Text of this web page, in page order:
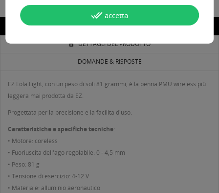
DESCRIZIONE
DETTAGLI DEL PRODOTTO
DOMANDE & RISPOSTE
EZ Lola Light, con un peso di soli 81 grammi, è la penna PMU wireless più
leggera mai prodotta da EZ.
Progettata per la precisione e la facilità d'uso.
Caratteristiche e specifiche tecniche:
• Motore: coreless
• Fuoriuscita dell'ago regolabile: 0 - 4,5 mm
• Peso: 81 g
• Tensione di esercizio: 4-12 V
• Materiale: alluminio aeronautico
done_all accetta